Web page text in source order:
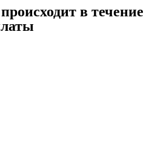
в течение